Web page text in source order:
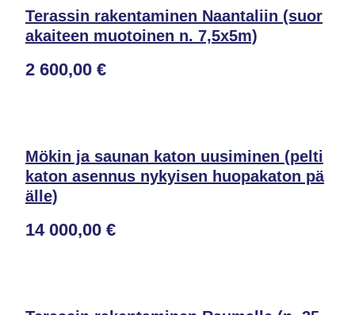
Terassin rakentaminen Naantaliin (suor
akaiteen muotoinen n. 7,5x5m)
2 600,00 €
Mökin ja saunan katon uusiminen (pelti
katon asennus nykyisen huopakaton pä
älle)
14 000,00 €